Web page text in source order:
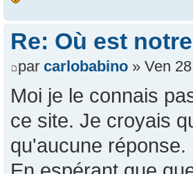
Re: Où est
par carlobabino » Ven
Moi je le connais
ce site. Je croyais
qu'aucune réponse.